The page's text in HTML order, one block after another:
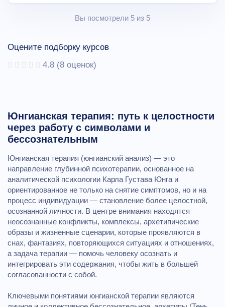
Вы посмотрели 5 из 5
Оцените подборку курсов
4.8 (8 оценок)
Юнгианская терапия: путь к целостности
через работу с символами и
бессознательным
Юнгианская терапия (юнгианский анализ) — это
направление глубинной психотерапии, основанное на
аналитической психологии Карла Густава Юнга и
ориентированное не только на снятие симптомов, но и на
процесс индивидуации — становление более целостной,
осознанной личности. В центре внимания находятся
неосознанные конфликты, комплексы, архетипические
образы и жизненные сценарии, которые проявляются в
снах, фантазиях, повторяющихся ситуациях и отношениях,
а задача терапии — помочь человеку осознать и
интегрировать эти содержания, чтобы жить в большей
согласованности с собой.
Ключевыми понятиями юнгианской терапии являются